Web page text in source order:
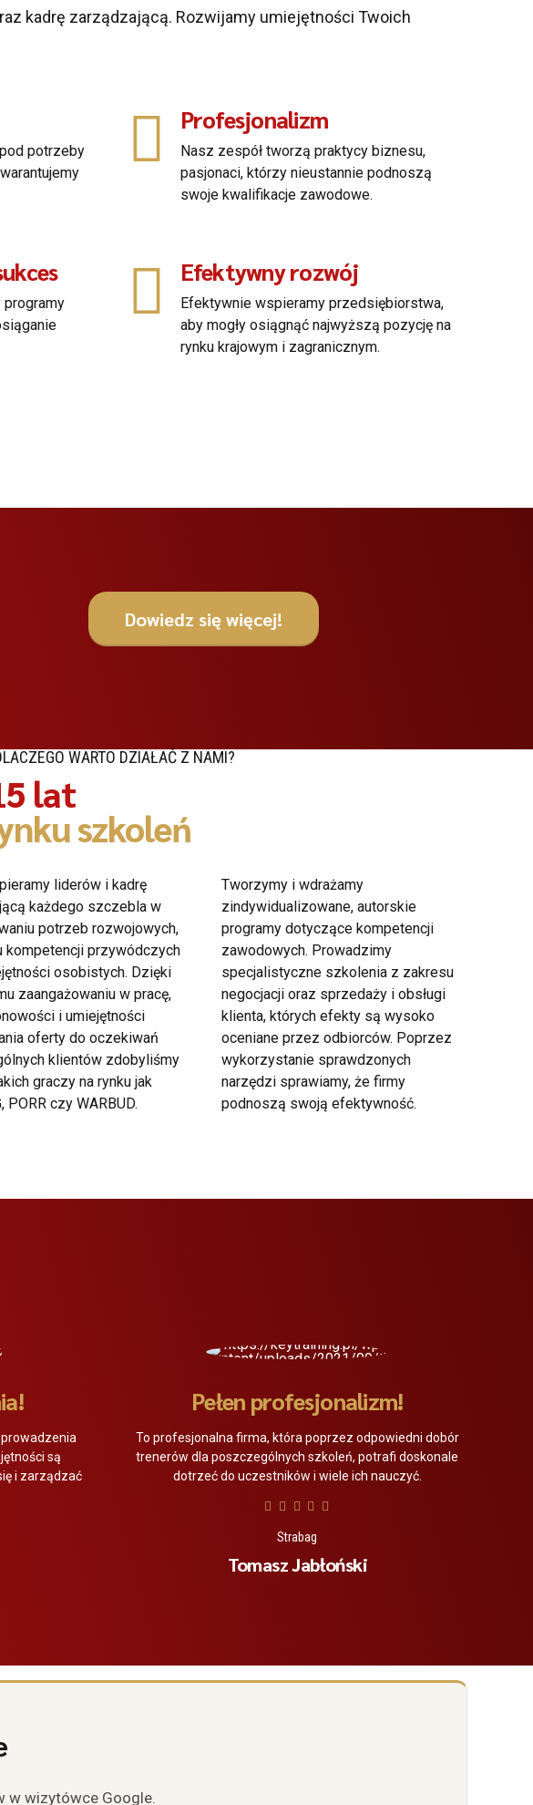
kadrę zarządzającą. Rozwijamy umiejętności Twoich
potrzeby
Profesjonalizm
Nasz zespół tworzą praktycy biznesu,
pasjonaci, którzy nieustannie podnoszą
swoje kwalifikacje zawodowe.
programy
Efektywny rozwój
Efektywnie wspieramy przedsiębiorstwa,
aby mogły osiągnąć najwyższą pozycję na
rynku krajowym i zagranicznym.
Dowiedz się więcej!
WARTO DZIAŁAĆ Z NAMI?
lat
szkoleń
liderów i kadrę
każdego szczebla w
potrzeb rozwojowych,
kompetencji przywódczych
osobistych. Dzięki
zaangażowaniu w pracę,
i umiejętności
oferty do oczekiwań
klientów zdobyliśmy
graczy na rynku jak
PORR czy WARBUD.
Tworzymy i wdrażamy
zindywidualizowane, autorskie
programy dotyczące kompetencji
zawodowych. Prowadzimy
specjalistyczne szkolenia z zakresu
negocjacji oraz sprzedaży i obsługi
klienta, których efekty są wysoko
oceniane przez odbiorców. Poprzez
wykorzystanie sprawdzonych
narzędzi sprawiamy, że firmy
podnoszą swoją efektywność.
są
i zarządzać
Pełen profesjonalizm!
To profesjonalna firma, która poprzez odpowiedni dobór
trenerów dla poszczególnych szkoleń, potrafi doskonale
dotrzeć do uczestników i wiele ich nauczyć.
Strabag
Tomasz Jabłoński
w wizytówce Google.